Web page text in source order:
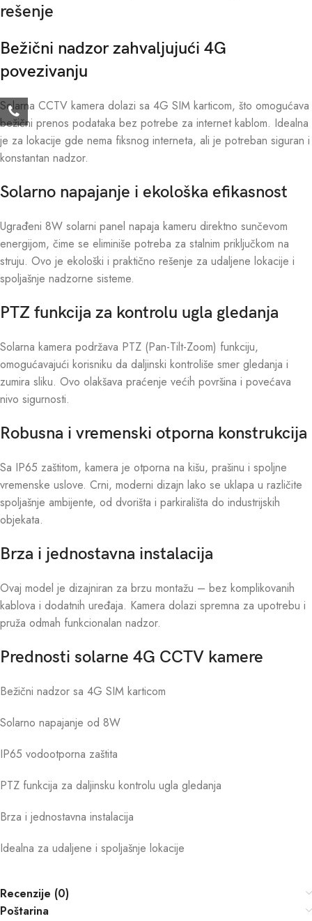
rešenje
Bežični nadzor zahvaljujući 4G
povezivanju
Solarna CCTV kamera dolazi sa 4G SIM karticom, što omogućava
bežični prenos podataka bez potrebe za internet kablom. Idealna
je za lokacije gde nema fiksnog interneta, ali je potreban siguran i
konstantan nadzor.
Solarno napajanje i ekološka efikasnost
Ugrađeni 8W solarni panel napaja kameru direktno sunčevom
energijom, čime se eliminiše potreba za stalnim priključkom na
struju. Ovo je ekološki i praktično rešenje za udaljene lokacije i
spoljašnje nadzorne sisteme.
PTZ funkcija za kontrolu ugla gledanja
Solarna kamera podržava PTZ (Pan-Tilt-Zoom) funkciju,
omogućavajući korisniku da daljinski kontroliše smer gledanja i
zumira sliku. Ovo olakšava praćenje većih površina i povećava
nivo sigurnosti.
Robusna i vremenski otporna konstrukcija
Sa IP65 zaštitom, kamera je otporna na kišu, prašinu i spoljne
vremenske uslove. Crni, moderni dizajn lako se uklapa u različite
spoljašnje ambijente, od dvorišta i parkirališta do industrijskih
objekata.
Brza i jednostavna instalacija
Ovaj model je dizajniran za brzu montažu – bez komplikovanih
kablova i dodatnih uređaja. Kamera dolazi spremna za upotrebu i
pruža odmah funkcionalan nadzor.
Prednosti solarne 4G CCTV kamere
Bežični nadzor sa 4G SIM karticom
Solarno napajanje od 8W
IP65 vodootporna zaštita
PTZ funkcija za daljinsku kontrolu ugla gledanja
Brza i jednostavna instalacija
Idealna za udaljene i spoljašnje lokacije
Recenzije (0)
Poštarina